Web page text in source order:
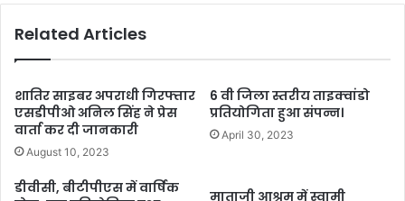
Related Articles
शातिर साइबर अपराधी गिरफ्तार
एसडीपीओ अनिल सिंह ने प्रेस
वार्ता कर दी जानकारी
August 10, 2023
6 वी जिला स्तरीय ताइक्वांडो
प्रतियोगिता हुआ संपन्न।
April 30, 2023
डीवीसी, बीटीपीएस में वार्षिक
माताजी आश्रम में स्वामी